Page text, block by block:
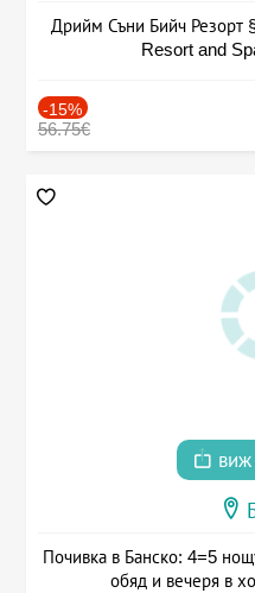
Дрийм Съни Бийч
Resort and
-15%
56.75€
виж
Почивка в Банско: 4=5
обяд и вечеря в